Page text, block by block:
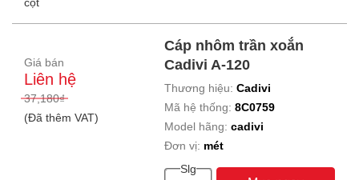
cột
Giá bán
Liên hệ
37,180₫
(Đã thêm VAT)
Cáp nhôm trần xoắn
Cadivi A-120
Thương hiệu:Cadivi
Mã hệ thống:8C0759
Model hãng:cadivi
Đơn vị: mét
Slg